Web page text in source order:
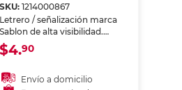
SKU: 1214000867
Letrero / señalización marca
Sablon de alta visibilidad.
Identifica zonas, riesgos o
instrucciones en oficinas,
Material resistente al uso
$4.90
Envío a domicilio